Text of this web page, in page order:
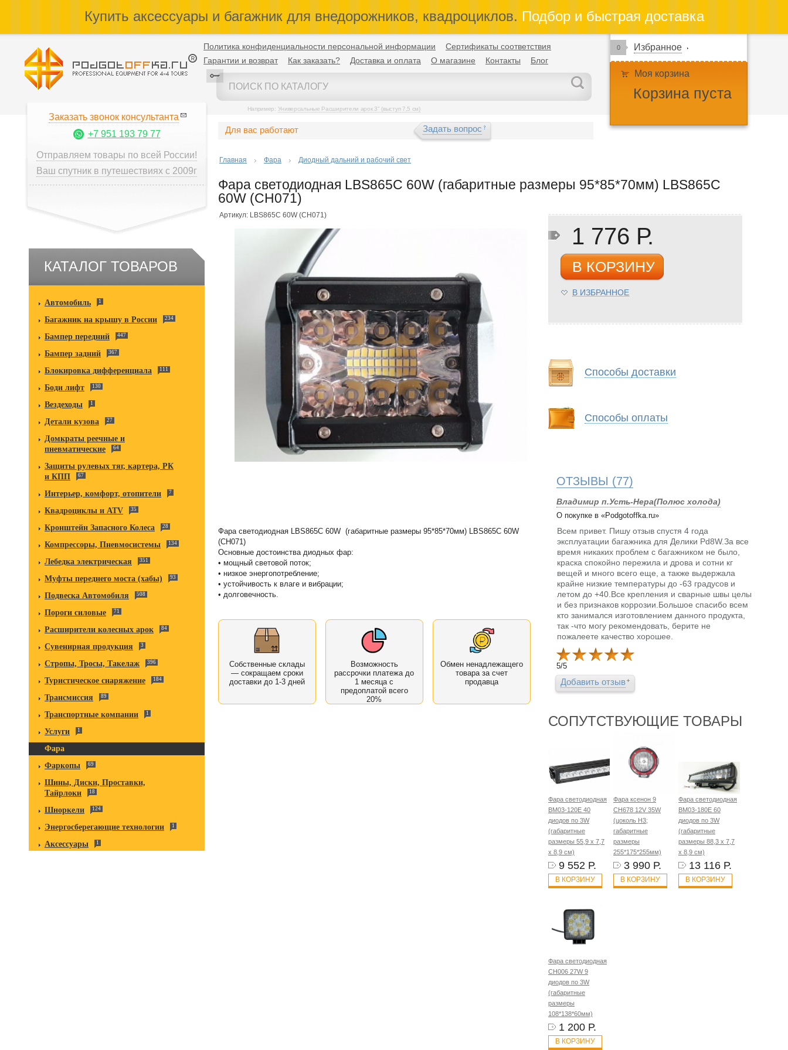
Купить аксессуары и багажник для внедорожников, квадроциклов.Подбор и быстрая доставка
Политика конфиденциальности персональной информации
Сертификаты соответствия
Гарантии и возврат
Как заказать? Доставка и оплата О магазине Контакты Блог
Например: Универсальные Расширители арок 3" (выступ 7,5 см)
0 Избранное
Моя корзина
Корзина пуста
Заказать звонок консультанта
+7 951 193 79 77
Отправляем товары по всей России!
Ваш спутник в путешествиях с 2009г
КАТАЛОГ ТОВАРОВ
Автомобиль 1
Багажник на крышу в России 234
Бампер передний 447
Бампер задний 367
Блокировка дифференциала 111
Боди лифт 130
Вездеходы 1
Детали кузова 27
Домкраты реечные и
пневматические
64
Защиты рулевых тяг, картера, РК
и КПП
67
Интерьер, комфорт, отопители 7
Квадроциклы и ATV 35
Кронштейн Запасного Колеса 28
Компрессоры, Пневмосистемы 134
Лебедка электрическая 351
Муфты переднего моста (хабы) 93
Подвеска Автомобиля 508
Пороги силовые 71
Расширители колесных арок 84
Сувенирная продукция 3
Стропы, Тросы, Такелаж 396
Туристическое снаряжение 184
Трансмиссия 89
Транспортные компании 1
Услуги 1
Фара
Фаркопы
69
Шины, Диски, Проставки,
Тайрлоки
18
Шноркели 124
Энергосберегающие технологии 1
Аксессуары 1
Для вас работают Задать вопрос
Главная Фара Диодный дальний и рабочий свет
Фара светодиодная LBS865C 60W (габаритные размеры 95*85*70мм) LBS865C
60W (CH071)
Артикул: LBS865C 60W (CH071)
Фара светодиодная LBS865C 60W (габаритные размеры 95*85*70мм) LBS865C 60W
(CH071)
Основные достоинства диодных фар:
• мощный световой поток;
• низкое энергопотребление;
• устойчивость к влаге и вибрации;
• долговечность.
Собственные склады
— сокращаем сроки
доставки до 1-3 дней
Возможность
рассрочки платежа до
1 месяца с
предоплатой всего
20%
Обмен ненадлежащего
товара за счет
продавца
1 776 Р.
В КОРЗИНУ
В ИЗБРАННОЕ
Способы доставки
Способы оплаты
ОТЗЫВЫ (77)
Владимир п.Усть-Нера(Полюс холода)
О покупке в «Podgotoffka.ru»
Всем привет. Пишу отзыв спустя 4 года
эксплуатации багажника для Делики Pd8W.За все
время никаких проблем с багажником не было,
краска спокойно пережила и дрова и сотни кг
вещей и много всего еще, а также выдержала
крайне низкие температуры до -63 градусов и
летом до +40.Все крепления и сварные швы целы
и без признаков коррозии.Большое спасибо всем
кто занимался изготовлением данного продукта,
так -что могу рекомендовать, берите не
пожалеете качество хорошее.
5/5
Добавить отзыв
СОПУТСТВУЮЩИЕ ТОВАРЫ
Фара светодиодная
BM03-120E 40
диодов по 3W
(габаритные
размеры 55,9 х 7,7
х 8,9 см)
9 552 Р.
В КОРЗИНУ
Фара ксенон 9
CH678 12V 35W
(цоколь H3;
габаритные
размеры
255*175*255мм)
3 990 Р.
В КОРЗИНУ
Фара светодиодная
BM03-180E 60
диодов по 3W
(габаритные
размеры 88,3 х 7,7
х 8,9 см)
13 116 Р.
В КОРЗИНУ
Фара светодиодная
CH006 27W 9
диодов по 3W
(габаритные
размеры
108*138*60мм)
1 200 Р.
В КОРЗИНУ